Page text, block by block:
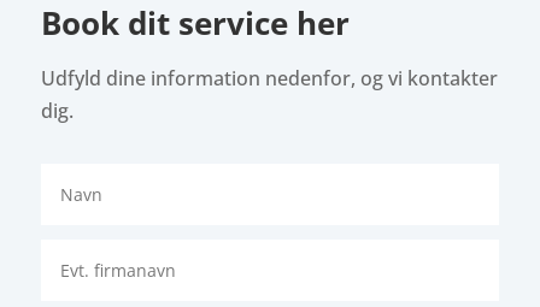
Book dit service her
Udfyld dine information nedenfor, og vi kontakter
dig.